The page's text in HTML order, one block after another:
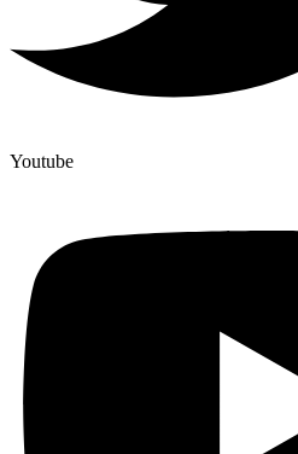
Youtube